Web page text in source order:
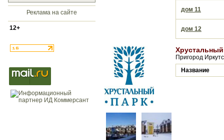
Реклама на сайте
12+
дом 11
дом 12
Хрустальный
Пригород
Название